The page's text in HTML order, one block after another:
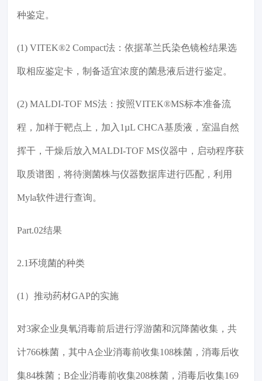
种鉴定。
(1) VITEK®2 Compact法：依据革兰氏染色镜检结果选
取相应鉴定卡，制备适宜浓度的菌悬液后进行鉴定。
(2) MALDI-TOF MS法：按照VITEK®MS标本准备流
程，加样于靶点上，加入1µL CHCA基质液，室温自然
挥干，干燥后放入MALDI-TOF MS仪器中，启动程序获
取质谱图，将待测菌株与仪器数据库进行匹配，利用
Myla软件进行查询。
Part.02结果
2.1环境菌的种类
(1）推动药材GAP的实施
对3家企业臭氧消毒前后进行浮游菌和沉降菌收集，共
计766株菌，其中A企业消毒前收集108株菌，消毒后收
集84株菌；B企业消毒前收集208株菌，消毒后收集169